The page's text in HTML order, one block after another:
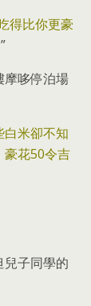
得比你更豪
摩哆停泊場
米卻不知
豪花50令吉
子同學的